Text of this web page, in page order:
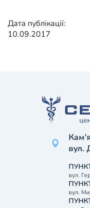
Дата публікації:
10.09.2017
вул.
вул.
вул.